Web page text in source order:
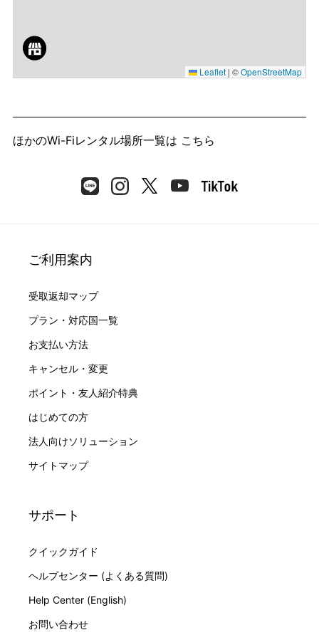
Leaflet | ©OpenStreetMap
ほかのWi-Fiレンタル場所一覧は こちら
ご利用案内
受取返却マップ
プラン・対応国一覧
お支払い方法
キャンセル・変更
ポイント・友人紹介特典
はじめての方
法人向けソリューション
サイトマップ
サポート
クイックガイド
ヘルプセンター (よくある質問)
Help Center (English)
お問い合わせ